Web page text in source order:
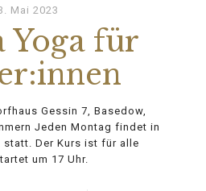
Mai 2023
Yoga für
Gessin 7, Basedow,
Jeden Montag findet in
statt. Der Kurs ist für alle
um 17 Uhr.